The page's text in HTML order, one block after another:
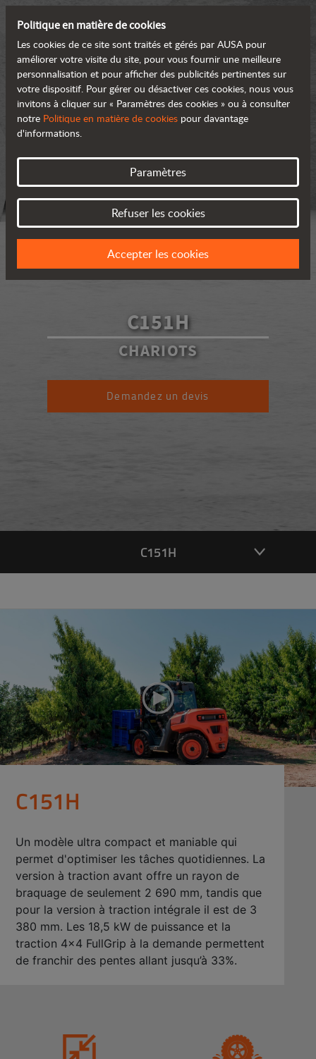
C151H
CHARIOTS
Demandez un devis
C151H
C151H
Un modèle ultra compact et maniable qui
permet d'optimiser les tâches quotidiennes. La
version à traction avant offre un rayon de
braquage de seulement 2 690 mm, tandis que
pour la version à traction intégrale il est de 3
380 mm. Les 18,5 kW de puissance et la
traction 4x4 FullGrip à la demande permettent
de franchir des pentes allant jusqu’à 33%.
Politique en matière de cookies
Les cookies de ce site sont traités et gérés par AUSA pour
améliorer votre visite du site, pour vous fournir une meilleure
personnalisation et pour afficher des publicités pertinentes sur
votre dispositif. Pour gérer ou désactiver ces cookies, nous vous
invitons à cliquer sur « Paramètres des cookies » ou à consulter
notre Politique en matière de cookies pour davantage
d'informations.
Paramètres
Refuser les cookies
Accepter les cookies